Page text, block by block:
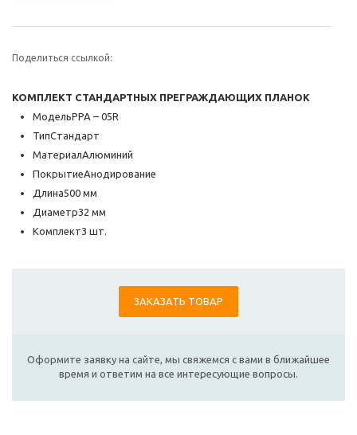
Поделиться ссылкой:
КОМПЛЕКТ СТАНДАРТНЫХ ПРЕГРАЖДАЮЩИХ ПЛАНОК
МодельPPA – 05R
ТипСтандарт
МатериалАлюминий
ПокрытиеАнодирование
Длина500 мм
Диаметр32 мм
Комплект3 шт.
ЗАКАЗАТЬ ТОВАР
Оформите заявку на сайте, мы свяжемся с вами в ближайшее
время и ответим на все интересующие вопросы.